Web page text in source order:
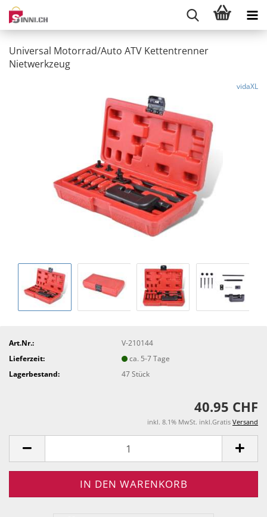
Universal Motorrad/Auto ATV Kettentrenner
Nietwerkzeug
vidaXL
Art.Nr.:
V-210144
Lieferzeit:
ca. 5-7 Tage
Lagerbestand:
47Stück
40.95 CHF
inkl. 8.1% MwSt. inkl.Gratis Versand